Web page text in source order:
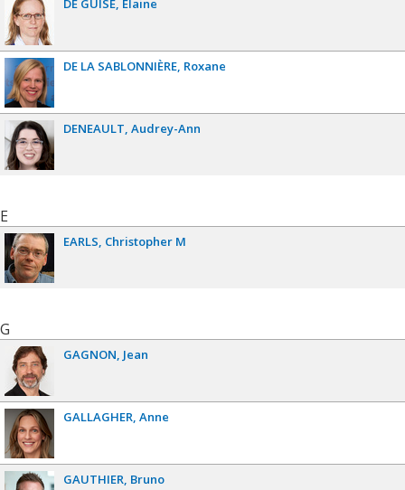
DE GUISE Elaine
DE LA SABLONNIÈRE Roxane
DENEAULT Audrey-Ann
E
EARLS Christopher M
G
GAGNON Jean
GALLAGHER Anne
GAUTHIER Bruno